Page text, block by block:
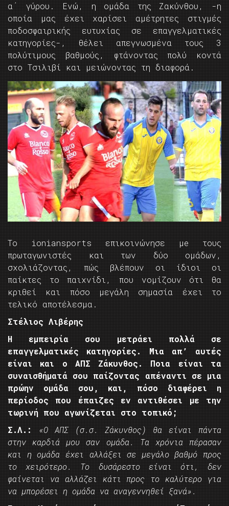
α΄ γύρου. Ενώ, η ομάδα της Ζακύνθου, -η
οποία μας έχει χαρίσει αμέτρητες στιγμές
ποδοσφαιρικής ευτυχίας σε επαγγελματικές
κατηγορίες-, θέλει απεγνωσμένα τους 3
πολύτιμους βαθμούς, φτάνοντας πολύ κοντά
στο Τσιλιβί και μειώνοντας τη διαφορά.
Το ioniansports επικοινώνησε μe τους
πρωταγωνιστές και των δύο ομάδων,
σχολιάζοντας, πώς βλέπουν οι ίδιοι οι
παίκτες το παιχνίδι, που νομίζουν ότι θα
κριθεί και πόσο μεγάλη σημασία έχει το
τελικό αποτέλεσμα.
Στέλιος Λιβέρης
Η εμπειρία σου μετράει πολλά σε
επαγγελματικές κατηγορίες. Μια απ’ αυτές
είναι και ο ΑΠΣ Ζάκυνθος. Ποια είναι τα
συναισθήματά σου παίζοντας απέναντι σε μια
πρώην ομάδα σου, και, πόσο διαφέρει η
περίοδος που έπαιζες εν αντιθέσει με την
τωρινή που αγωνίζεται στο τοπικό;
Σ.Λ.: «Ο ΑΠΣ (σ.σ. Ζάκυνθος) θα είναι πάντα
στην καρδιά μου σαν ομάδα. Τα χρόνια πέρασαν
και η ομάδα έχει αλλάξει σε μεγάλο βαθμό προς
το χειρότερο. Το δυσάρεστο είναι ότι, δεν
φαίνεται να αλλάζει κάτι προς το καλύτερο για
να μπορέσει η ομάδα να αναγεννηθεί ξανά».